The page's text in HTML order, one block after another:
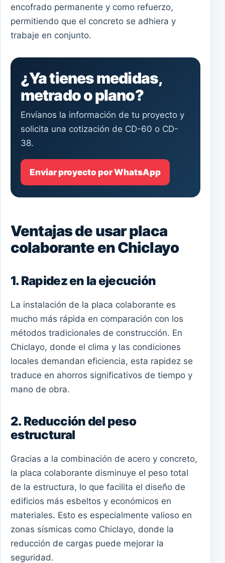
encofrado permanente y como refuerzo,
permitiendo que el concreto se adhiera y
trabaje en conjunto.
¿Ya tienes medidas,
metrado o plano?
Envíanos la información de tu proyecto y
solicita una cotización de CD-60 o CD-
38.
Enviar proyecto por WhatsApp
Ventajas de usar placa
colaborante en Chiclayo
1. Rapidez en la ejecución
La instalación de la placa colaborante es
mucho más rápida en comparación con los
métodos tradicionales de construcción. En
Chiclayo, donde el clima y las condiciones
locales demandan eficiencia, esta rapidez se
traduce en ahorros significativos de tiempo y
mano de obra.
2. Reducción del peso
estructural
Gracias a la combinación de acero y concreto,
la placa colaborante disminuye el peso total
de la estructura, lo que facilita el diseño de
edificios más esbeltos y económicos en
materiales. Esto es especialmente valioso en
zonas sísmicas como Chiclayo, donde la
reducción de cargas puede mejorar la
seguridad.